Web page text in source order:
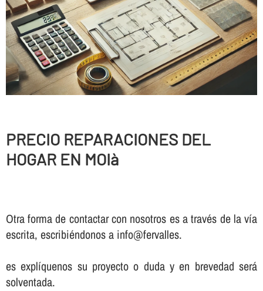
PRECIO REPARACIONES DEL
HOGAR EN MOIà
Otra forma de contactar con nosotros es a través de la vía
escrita, escribiéndonos a info@fervalles.
es explíquenos su proyecto o duda y en brevedad será
solventada.